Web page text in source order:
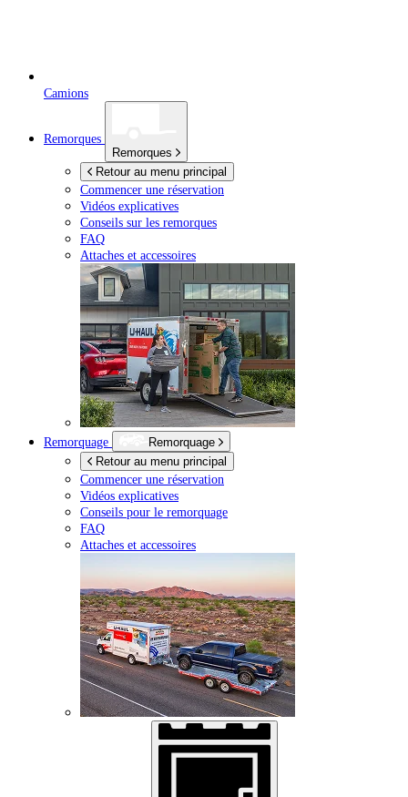
Camions
Remorques
Remorques
Retour au menu principal
Commencer une réservation
Vidéos explicatives
Conseils sur les remorques
FAQ
Attaches et accessoires
Remorquage
Remorquage
Retour au menu principal
Commencer une réservation
Vidéos explicatives
Conseils pour le remorquage
FAQ
Attaches et accessoires